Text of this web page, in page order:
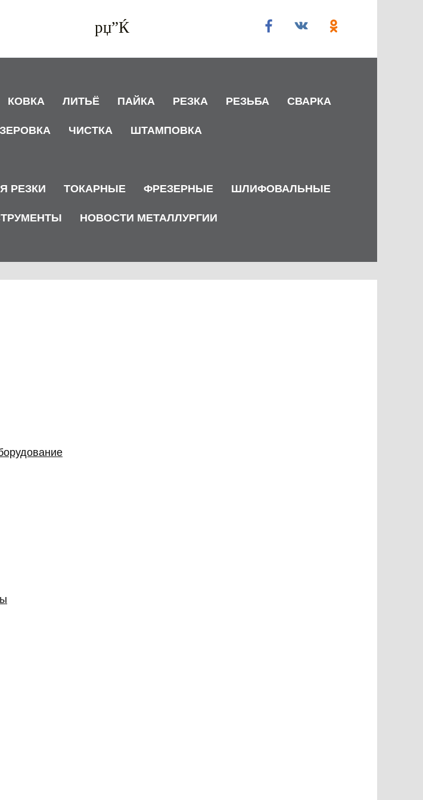
КОВКА ЛИТЬЁ ПАЙКА РЕЗКА РЕЗЬБА СВАРКА
ЧИСТКА ШТАМПОВКА
РЕЗКИ ТОКАРНЫЕ ФРЕЗЕРНЫЕ ШЛИФОВАЛЬНЫЕ
НОВОСТИ МЕТАЛЛУРГИИ